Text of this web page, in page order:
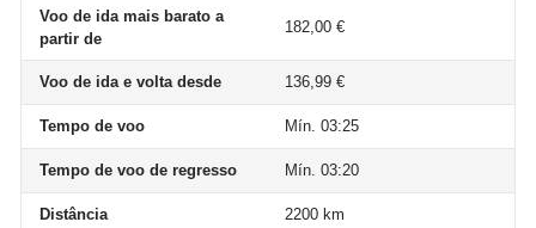
Voo de ida mais barato a
partir de
182,00 €
Voo de ida e volta desde 136,99 €
Tempo de voo Mín. 03:25
Tempo de voo de regresso Mín. 03:20
Distância 2200 km